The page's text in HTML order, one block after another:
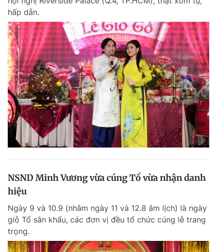
hấp dẫn.
NSND Minh Vương vừa cúng Tổ vừa nhận danh
hiệu
Ngày 9 và 10.9 (nhằm ngày 11 và 12.8 âm lịch) là ngày
giỗ Tổ sân khấu, các đơn vị đều tổ chức cúng lễ trang
trọng.